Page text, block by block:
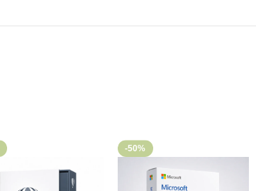
-50%